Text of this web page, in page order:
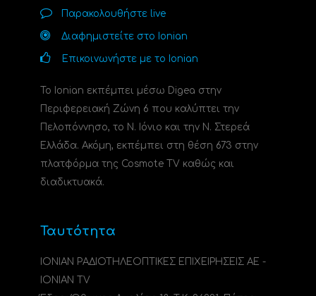
Παρακολουθήστε live
Διαφημιστείτε στο Ionian
Επικοινωνήστε με το Ionian
Το Ionian εκπέμπει μέσω Digea στην
Περιφερειακή Ζώνη 6 που καλύπτει την
Πελοπόννησο, το N. Ιόνιο και την Ν. Στερεά
Ελλάδα. Ακόμη, εκπέμπει στη θέση 673 στην
πλατφόρμα της Cosmote TV καθώς και
διαδικτυακά.
Ταυτότητα
ΙΟΝΙΑΝ ΡΑΔΙΟΤΗΛΕΟΠΤΙΚΕΣ ΕΠΙΧΕΙΡΗΣΕΙΣ ΑΕ -
IONIAN TV